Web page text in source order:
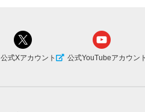
公式Xアカウント 公式YouTubeアカウント